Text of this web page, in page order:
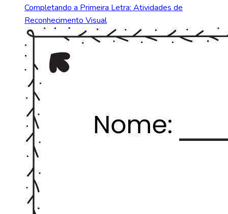
Completando a Primeira Letra: Atividades de
Reconhecimento Visual